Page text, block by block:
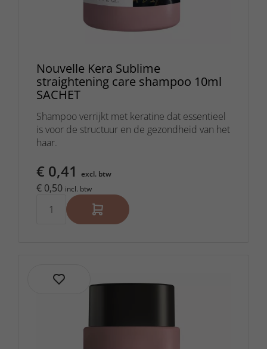
Nouvelle Kera Sublime
straightening care shampoo 10ml
SACHET
Shampoo verrijkt met keratine dat essentieel
is voor de structuur en de gezondheid van het
haar.
€ 0,41 excl. btw
€ 0,50 incl. btw